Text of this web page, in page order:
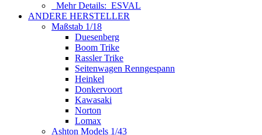
Mehr Details: ESVAL
ANDERE HERSTELLER
Maßstab 1/18
Duesenberg
Boom Trike
Rassler Trike
Seitenwagen Renngespann
Heinkel
Donkervoort
Kawasaki
Norton
Lomax
Ashton Models 1/43